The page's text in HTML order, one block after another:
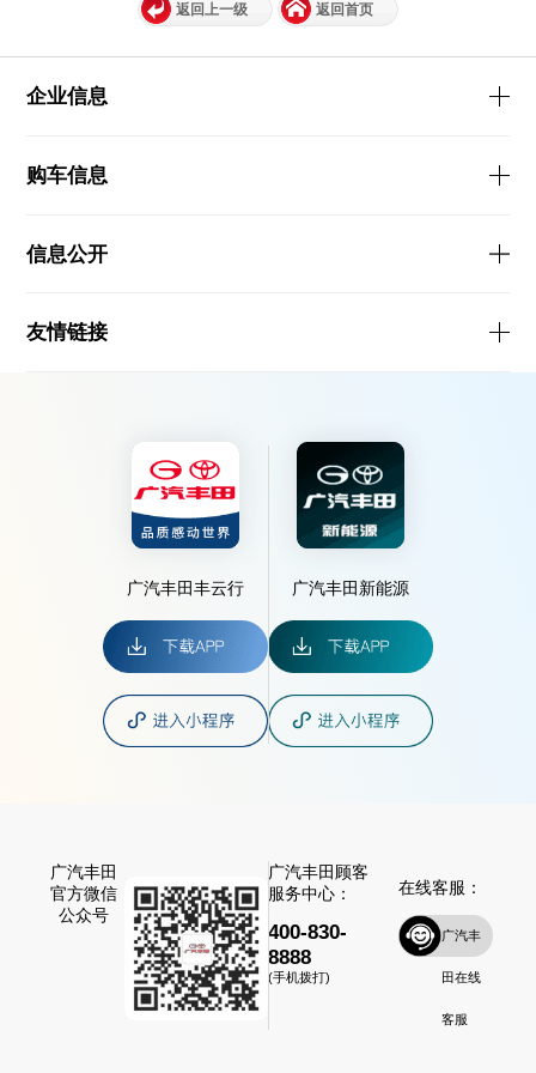
返回上一级 返回首页
企业信息
购车信息
信息公开
友情链接
广汽丰田丰云行 广汽丰田新能源
广汽丰田
官方微信
公众号
广汽丰田顾客
服务中心：
400-830-
8888
(手机拨打)
在线客服：
广汽丰
田在线
客服